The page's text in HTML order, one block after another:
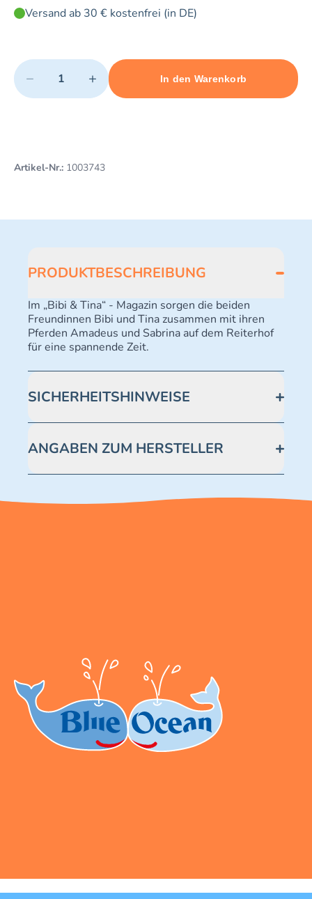
Versand ab 30 € kostenfrei (in DE)
Quantity
− +
Minimum quantity: 1 Maximum quantity: 20
In den Warenkorb
Add 1 item to cart
Artikel-Nr.: 1003743
PRODUKTBESCHREIBUNG
Im „Bibi & Tina“ - Magazin sorgen die beiden
Freundinnen Bibi und Tina zusammen mit ihren
Pferden Amadeus und Sabrina auf dem Reiterhof
für eine spannende Zeit.
SICHERHEITSHINWEISE
von kleinen Kindern aufbewahren. Das Radio wird
mit einer Knopfzelle des Typs CR2032 3V (im
Lieferumfang enthalten) betrieben. Modell-Nr.
Nr.: DE10163168. Blue Ocean Entertainment AG,
ANGABEN ZUM HERSTELLER
ocean.de/kundenservice Telefonnummer: 0711
2202990 Seidenstraße 19 70174 Stuttgart